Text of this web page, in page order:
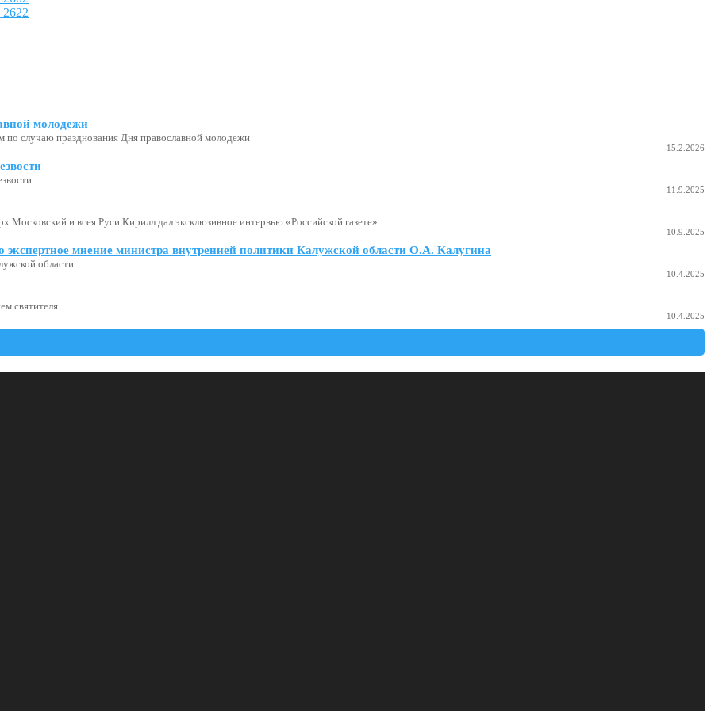
молодежи
случаю празднования Дня православной молодежи
15.2.2026
11.9.2025
и всея Руси Кирилл дал эксклюзивное интервью «Российской газете».
10.9.2025
мнение министра внутренней политики Калужской области О.А. Калугина
области
10.4.2025
святителя
10.4.2025